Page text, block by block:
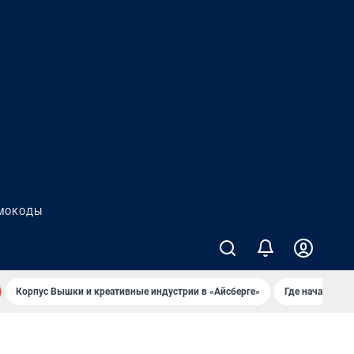
Корпус Вышки и креативные индустрии в «Айсберге» Где начать